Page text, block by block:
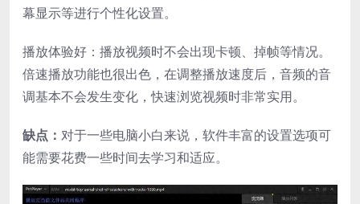
幕显示等进行个性化设置。
播放体验好：播放视频时不会出现卡顿、掉帧等情况。
倍速播放功能也很出色，在调整播放速度后，音频的音
调基本不会发生变化，快速浏览视频时非常实用。
缺点： 对于一些电脑小白来说，软件丰富的设置选项可
能需要花费一些时间去学习和适应。